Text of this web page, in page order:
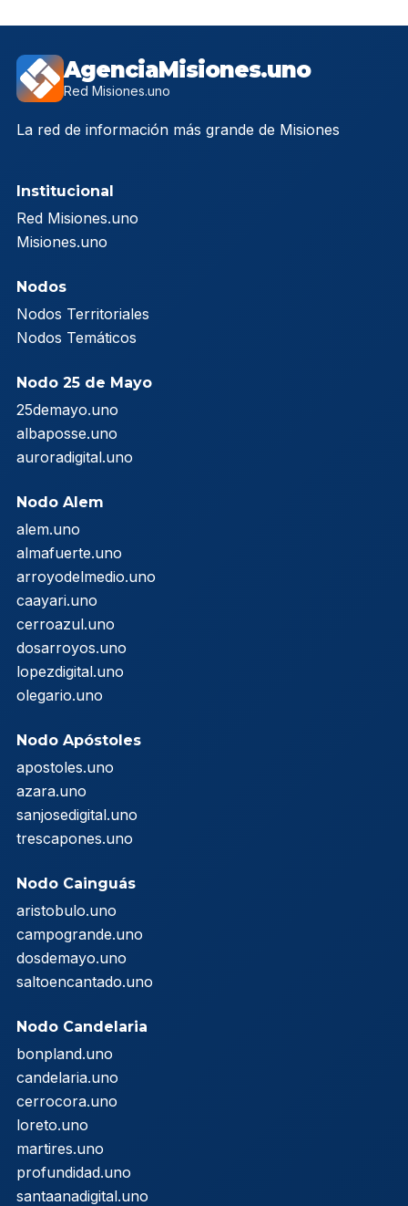
AgenciaMisiones.uno
Red Misiones.uno
La red de información más grande de Misiones
Institucional
Red Misiones.uno
Misiones.uno
Nodos
Nodos Territoriales
Nodos Temáticos
Nodo 25 de Mayo
25demayo.uno
albaposse.uno
auroradigital.uno
Nodo Alem
alem.uno
almafuerte.uno
arroyodelmedio.uno
caayari.uno
cerroazul.uno
dosarroyos.uno
lopezdigital.uno
olegario.uno
Nodo Apóstoles
apostoles.uno
azara.uno
sanjosedigital.uno
trescapones.uno
Nodo Cainguás
aristobulo.uno
campogrande.uno
dosdemayo.uno
saltoencantado.uno
Nodo Candelaria
bonpland.uno
candelaria.uno
cerrocora.uno
loreto.uno
martires.uno
profundidad.uno
santaanadigital.uno